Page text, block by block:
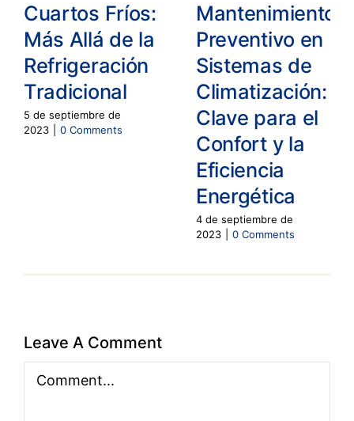
Cuartos Fríos:
Más Allá de la
Refrigeración
Tradicional
5 de septiembre de
2023
0 Comments
Mantenimiento
Preventivo en
Sistemas de
Climatización:
Clave para el
Confort y la
Eficiencia
Energética
4 de septiembre de
2023
0 Comments
Leave A Comment
Comment